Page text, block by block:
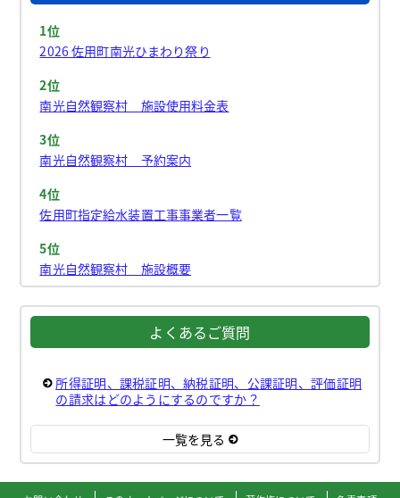
1位
2026 佐用町南光ひまわり祭り
2位
南光自然観察村 施設使用料金表
3位
南光自然観察村 予約案内
4位
佐用町指定給水装置工事事業者一覧
5位
南光自然観察村 施設概要
よくあるご質問
所得証明、課税証明、納税証明、公課証明、評価証明
の請求はどのようにするのですか？
一覧を見る